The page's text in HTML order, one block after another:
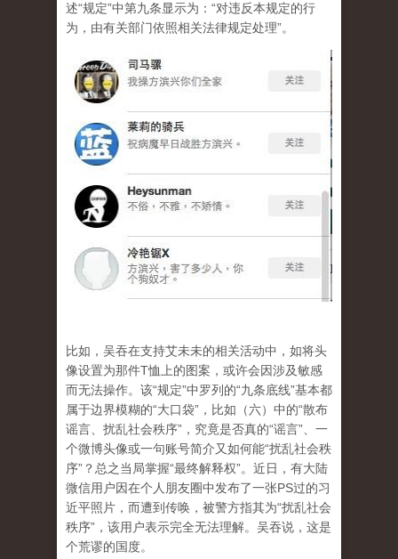
述“规定”中第九条显示为：“对违反本规定的行
为，由有关部门依照相关法律规定处理”。
比如，吴吞在支持艾未未的相关活动中，如将头
像设置为那件T恤上的图案，或许会因涉及敏感
而无法操作。该“规定”中罗列的“九条底线”基本都
属于边界模糊的“大口袋”，比如（六）中的“散布
谣言、扰乱社会秩序”，究竟是否真的“谣言”、一
个微博头像或一句账号简介又如何能“扰乱社会秩
序”？总之当局掌握“最终解释权”。近日，有大陆
微信用户因在个人朋友圈中发布了一张PS过的习
近平照片，而遭到传唤，被警方指其为“扰乱社会
秩序”，该用户表示完全无法理解。吴吞说，这是
个荒谬的国度。